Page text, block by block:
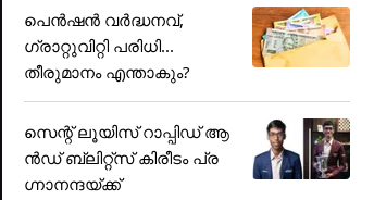
പെൻഷൻ വർദ്ധനവ്,
ഗ്രാറ്റുവിറ്റി പരിധി...
തീരുമാനം എന്താകും?
സെന്റ് ലൂയിസ് റാപ്പിഡ് ആ
ൻഡ് ബ്ലിറ്റ്സ് കിരീടം പ്ര
ഗ്നാനന്ദയ്ക്ക്